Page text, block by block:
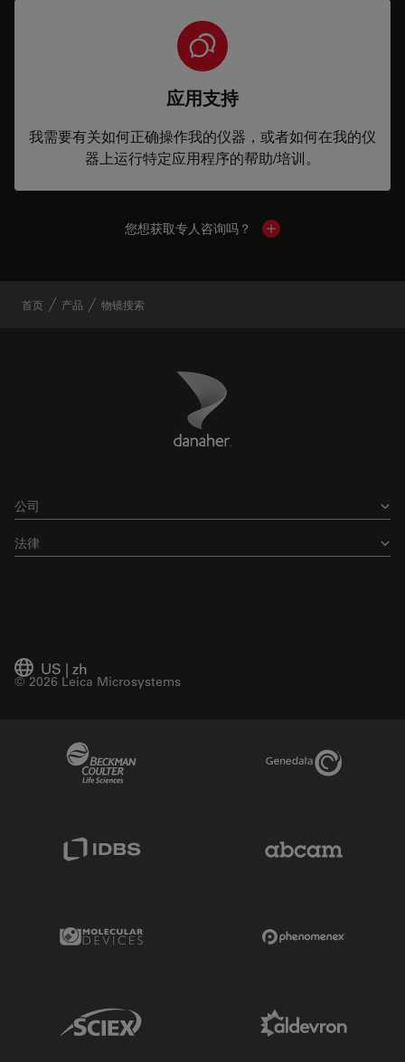
应用支持
我需要有关如何正确操作我的仪器，或者如何在我的仪
器上运行特定应用程序的帮助/培训。
您想获取专人咨询吗？ Show local contacts
首页 产品 物镜搜索
Danaher Logo
公司
法律
US | zh
© 2026 Leica Microsystems
Genedata Link
Molecular Devices Link
Sciex Link